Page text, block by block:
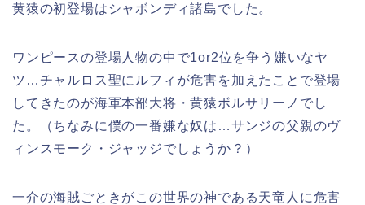
黄猿の初登場はシャボンディ諸島でした。
ワンピースの登場人物の中で1or2位を争う嫌いなヤ
ツ…チャルロス聖にルフィが危害を加えたことで登場
してきたのが海軍本部大将・黄猿ボルサリーノでし
た。（ちなみに僕の一番嫌な奴は…サンジの父親のヴ
ィンスモーク・ジャッジでしょうか？）
一介の海賊ごときがこの世界の神である天竜人に危害